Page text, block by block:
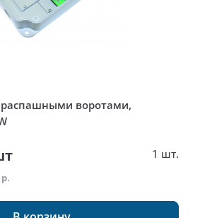
распашными воротами,
1 шт.